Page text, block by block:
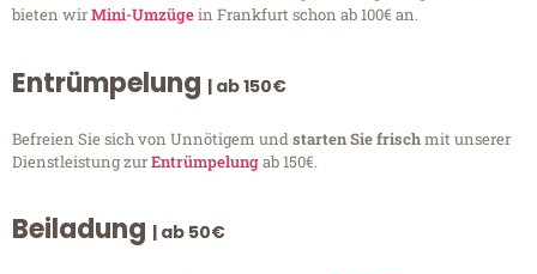
bieten wirMini-Umzügein Frankfurt schon ab 100€ an.
Entrümpelung | ab 150€
Befreien Sie sich von Unnötigem undstarten Sie frischmit unserer
Dienstleistung zurEntrümpelungab 150€.
Beiladung | ab 50€